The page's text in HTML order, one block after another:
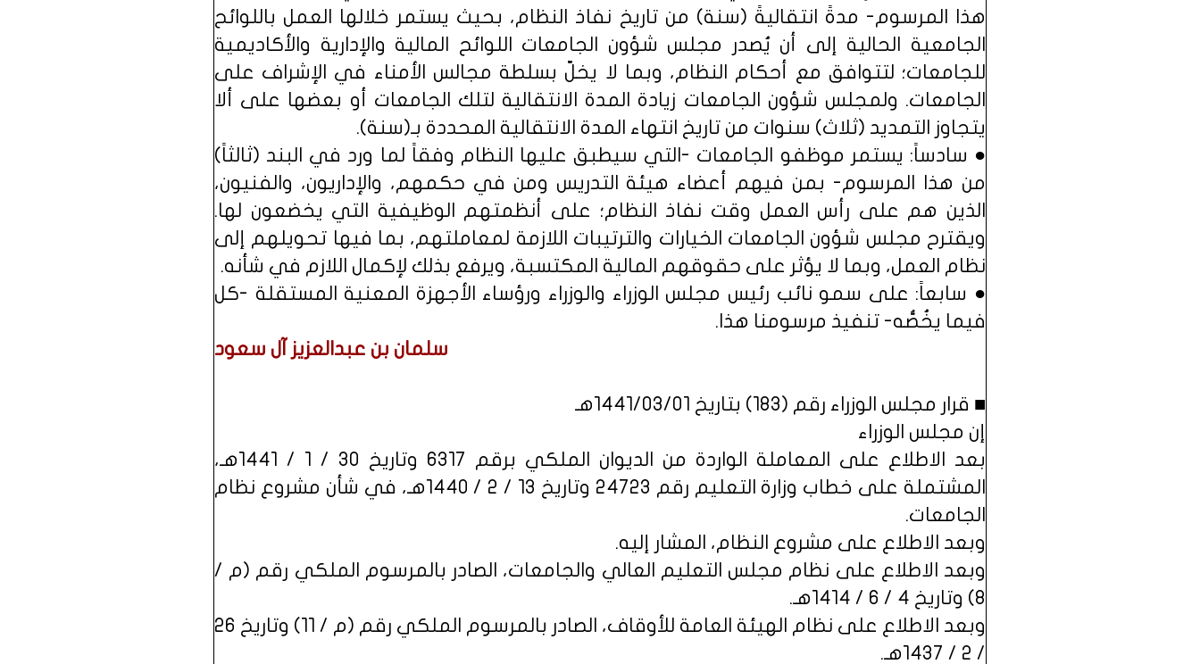
هذا المرسوم- مدةً انتقاليةً (سنة) من تاريخ نفاذ النظام، بحيث يستمر خلالها العمل باللوائح
الجامعية الحالية إلى أن يُصدر مجلس شؤون الجامعات اللوائح المالية والإدارية والأكاديمية
للجامعات؛ لتتوافق مع أحكام النظام، وبما لا يخلّ بسلطة مجالس الأمناء في الإشراف على
الجامعات. ولمجلس شؤون الجامعات زيادة المدة الانتقالية لتلك الجامعات أو بعضها على ألا
يتجاوز التمديد (ثلاث) سنوات من تاريخ انتهاء المدة الانتقالية المحددة بـ(سنة).
● سادساً: يستمر موظفو الجامعات -التي سيطبق عليها النظام وفقاً لما ورد في البند (ثالثاً)
من هذا المرسوم- بمن فيهم أعضاء هيئة التدريس ومن في حكمهم، والإداريون، والفنيون،
الذين هم على رأس العمل وقت نفاذ النظام؛ على أنظمتهم الوظيفية التي يخضعون لها.
ويقترح مجلس شؤون الجامعات الخيارات والترتيبات اللازمة لمعاملتهم، بما فيها تحويلهم إلى
نظام العمل، وبما لا يؤثر على حقوقهم المالية المكتسبة، ويرفع بذلك لإكمال اللازم في شأنه.
● سابعاً: على سمو نائب رئيس مجلس الوزراء والوزراء ورؤساء الأجهزة المعنية المستقلة -كل
فيما يخُصُّه- تنفيذ مرسومنا هذا.
سلمان بن عبدالعزيز آل سعود
■ قرار مجلس الوزراء رقم (183) بتاريخ 1441/03/01هـ
إن مجلس الوزراء
بعد الاطلاع على المعاملة الواردة من الديوان الملكي برقم 6317 وتاريخ 30 / 1 / 1441هـ،
المشتملة على خطاب وزارة التعليم رقم 24723 وتاريخ 13 / 2 / 1440هـ، في شأن مشروع نظام
الجامعات.
وبعد الاطلاع على مشروع النظام، المشار إليه.
وبعد الاطلاع على نظام مجلس التعليم العالي والجامعات، الصادر بالمرسوم الملكي رقم (م /
8) وتاريخ 4 / 6 / 1414هـ.
وبعد الاطلاع على نظام الهيئة العامة للأوقاف، الصادر بالمرسوم الملكي رقم (م / 11) وتاريخ 26
/ 2 / 1437هـ.